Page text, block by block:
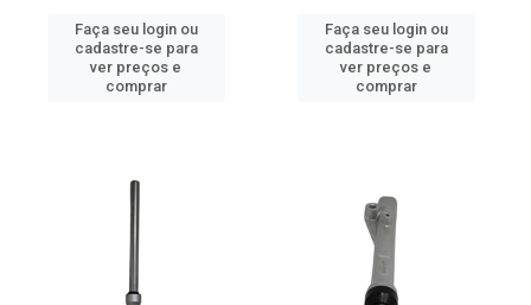
Faça seu login ou
cadastre-se para
ver preços e
comprar
Faça seu login ou
cadastre-se para
ver preços e
comprar